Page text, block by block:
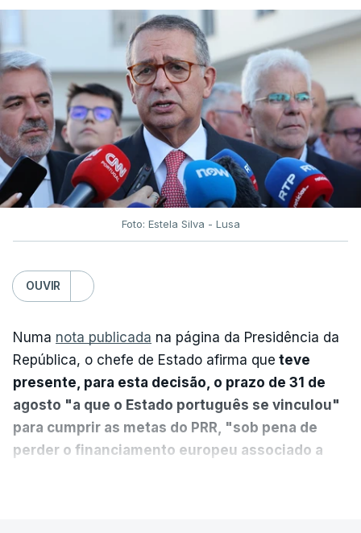
Foto: Estela Silva - Lusa
OUVIR
Numa nota publicada na página da Presidência da
República, o chefe de Estado afirma que teve
presente, para esta decisão, o prazo de 31 de
agosto "a que o Estado português se vinculou"
para cumprir as metas do PRR, "sob pena de
perder o financiamento europeu associado a